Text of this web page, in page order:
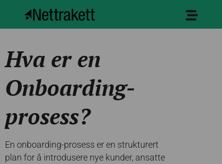
Hva er en
Onboarding-
prosess?
En onboarding-prosess er en strukturert
plan for å introdusere nye kunder, ansatte